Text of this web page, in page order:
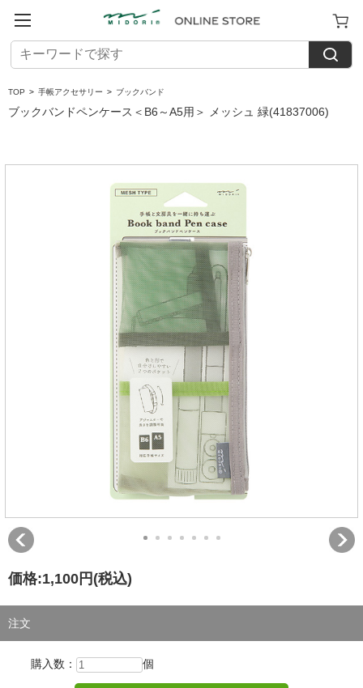
TOP > 手帳アクセサリー > ブックバンド
ブックバンドペンケース＜B6～A5用＞ メッシュ 緑(41837006)
価格:1,100円 (税込)
注文
購入数： 個